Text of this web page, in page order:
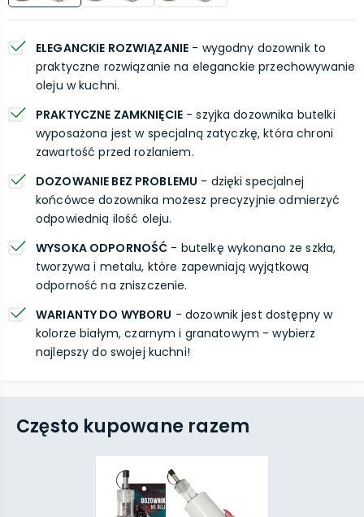
ELEGANCKIE ROZWIĄZANIE - wygodny dozownik to
praktyczne rozwiązanie na eleganckie przechowywanie
oleju w kuchni.
PRAKTYCZNE ZAMKNIĘCIE- szyjka dozownika butelki
wyposażona jest w specjalną zatyczkę, która chroni
zawartość przed rozlaniem.
DOZOWANIE BEZ PROBLEMU - dzięki specjalnej
końcówce dozownika możesz precyzyjnie odmierzyć
odpowiednią ilość oleju.
WYSOKA ODPORNOŚĆ - butelkę wykonano ze szkła,
tworzywa i metalu, które zapewniają wyjątkową
odporność na zniszczenie.
WARIANTY DO WYBORU - dozownik jest dostępny w
kolorze białym, czarnym i granatowym - wybierz
najlepszy do swojej kuchni!
Często kupowane razem